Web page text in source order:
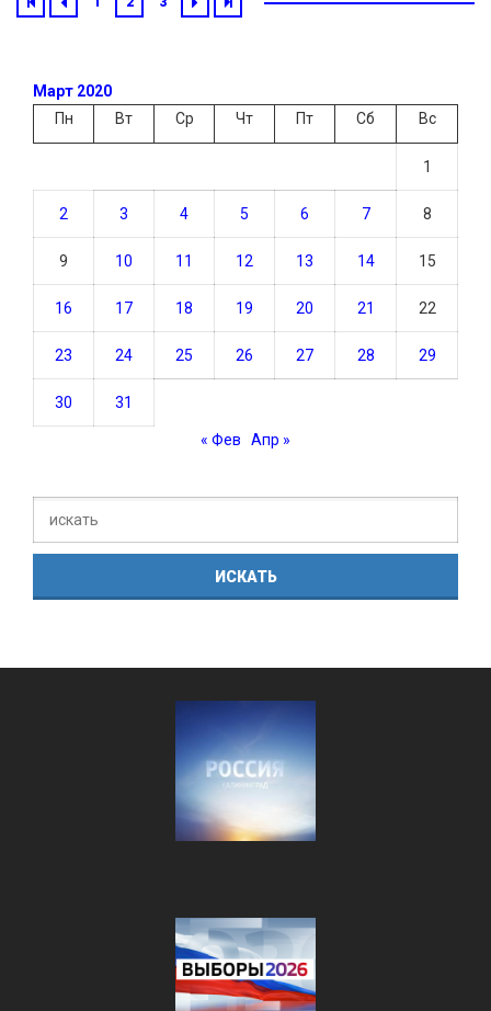
Март 2020
Пн
Вт Ср Чт Пт Сб Вс
1
2 3 4 5 6 7 8
9 10 11 12 13 14 15
16 17 18 19 20 21 22
23 24 25 26 27 28 29
30 31
« Фев Апр »